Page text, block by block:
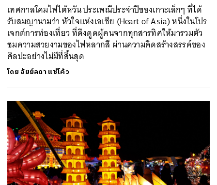
เทศกาลโคมไฟไต้หวัน ประเพณีประจำปีของเกาะเล็กๆ ที่ได้
รับสมญานามว่า หัวใจแห่งเอเชีย (Heart of Asia) หนึ่งในโปร
เจกต์การท่องเที่ยว ที่ดึงดูดผู้คนจากทุกสารทิศให้มารวมตัว
ชมความสวยงามของไฟหลากสี ผ่านความคิดสร้างสรรค์ของ
ศิลปะอย่างไม่มีที่สิ้นสุด
โดย อัยย์ลดา แซ่โค้ว
ค้นหา
SHARE TWEET LINE EMAIL